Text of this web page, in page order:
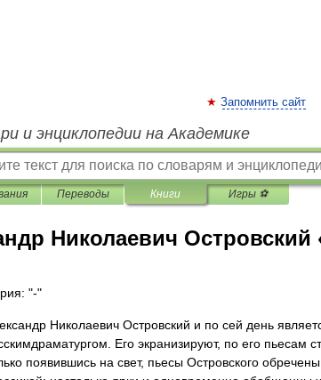
Запомнить сайт
и энциклопедии на Академике
Переводы Книги Игры ⚽
Николаевич Островский
"-"
Николаевич Островский и по сей день
Его экранизируют, по его пьесам
появившись на свет, пьесы Островского